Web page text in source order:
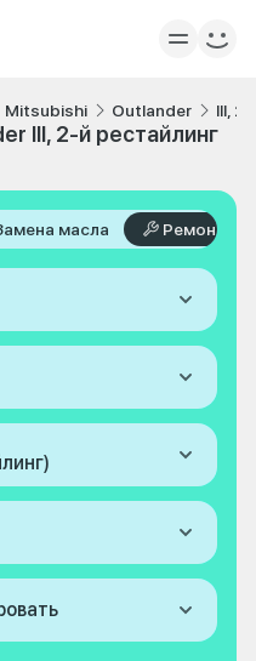
Mitsubishi Outlander III,
III, 2-й рестайлинг
масла Ремонт